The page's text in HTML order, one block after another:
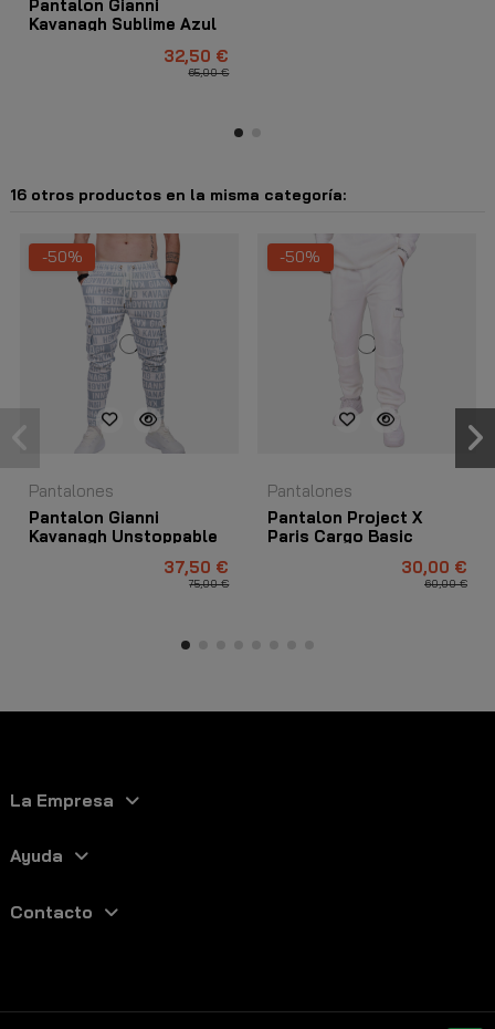
Pantalon Gianni
Kavanagh Sublime Azul
32,50 €
65,00 €
16 otros productos en la misma categoría:
-50%
Pantalones
Pantalon Gianni
Kavanagh Unstoppable
37,50 €
75,00 €
-50%
Pantalones
Pantalon Project X
Paris Cargo Basic
30,00 €
60,00 €
La Empresa
Ayuda
Contacto